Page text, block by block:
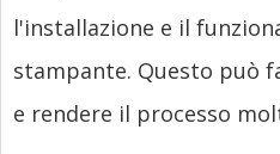
l'installazione e il
stampante. Questo può
e rendere il processo